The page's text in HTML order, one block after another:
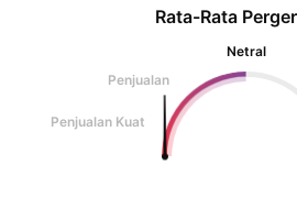
Rata-Rata
Netral
Penjualan
Penjualan Kuat